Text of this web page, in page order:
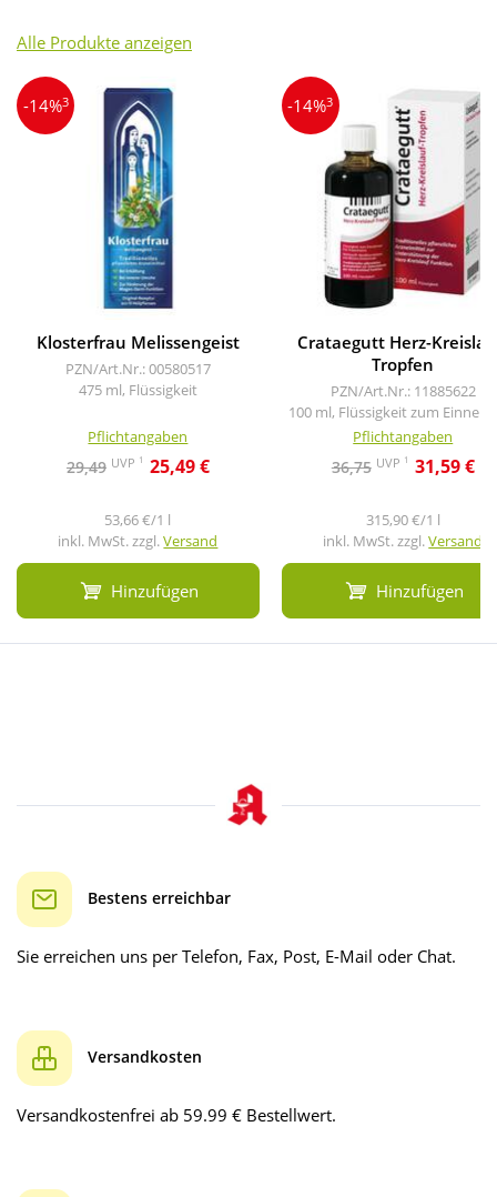
Alle Produkte anzeigen
-14%3
Klosterfrau Melissengeist
PZN/Art.Nr.: 00580517
475 ml, Flüssigkeit
Pflichtangaben
29,49 UVP 1 25,49 €
53,66 €/1 l
inkl. MwSt. zzgl.Versand
Hinzufügen
-14%3
Crataegutt Herz-
Tropfen
PZN/Art.Nr.: 11885622
100 ml, Flüssigkeit zum
Pflichtangaben
36,75 UVP 1 31,59 €
315,90 €/1 l
inkl. MwSt. zzgl.Versand
Hinzufügen
Bestens erreichbar
Sie erreichen uns per Telefon, Fax, Post, E-Mail oder Chat.
Versandkosten
Versandkostenfrei ab 59.99 € Bestellwert.